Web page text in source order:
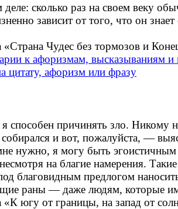
сколько раз на своем веку
зависит от того, что он знает
Чудес без тормозов и
я способен причинять зло. Никому
собирался и вот, пожалуйста, —
нужно, я могу быть
на благие намерения.
благовидным предлогом
раны — даже людям, которые
югу от границы, на запад от